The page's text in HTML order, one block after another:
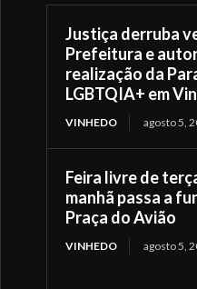
Justiça derruba
Prefeitura e
realização da
LGBTQIA+ em
VINHEDO agosto 5,
Feira livre de
manhã passa a
Praça do Avião
VINHEDO agosto 5,